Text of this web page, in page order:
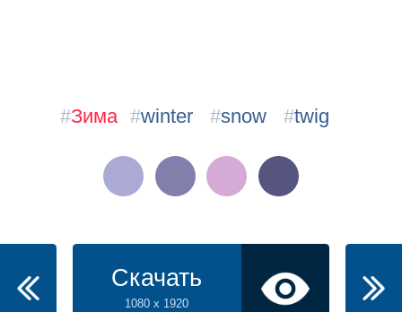
#Зима #winter #snow #twig
Скачать
1080 x 1920